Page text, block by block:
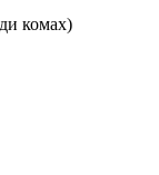
комах)